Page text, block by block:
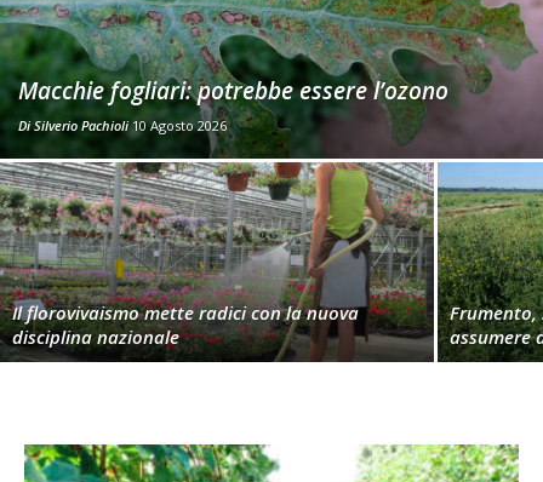
Macchie fogliari: potrebbe essere l’ozono
DiSilverio Pachioli 10 Agosto 2026
Il florovivaismo mette radici con la nuova
disciplina nazionale
Frumento,
assumere